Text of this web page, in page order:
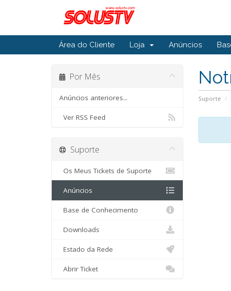
Área do Cliente Loja Anúncios
Suporte
Por Mês
Anúncios anteriores...
Ver RSS Feed
Suporte
Os Meus Tickets de Suporte
Anúncios
Base de Conhecimento
Downloads
Estado da Rede
Abrir Ticket